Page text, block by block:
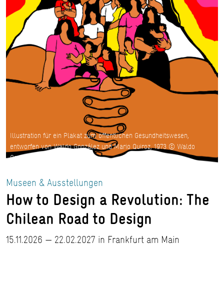
Illustration für ein Plakat zum öffentlichen Gesundheitswesen,
entworfen von Waldo González und Mario Quiroz, 1973 © Waldo
González und Mario Quiroz
Museen & Ausstellungen
How to Design a Revolution: The
Chilean Road to Design
15.11.2026 — 22.02.2027 in Frankfurt am Main